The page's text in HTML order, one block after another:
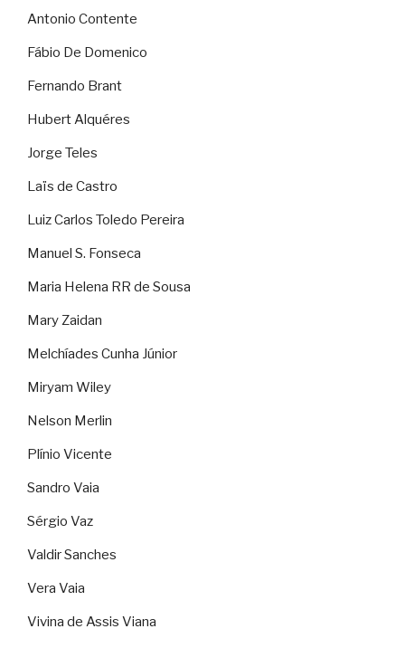
Antonio Contente
Fábio De Domenico
Fernando Brant
Hubert Alquéres
Jorge Teles
Laïs de Castro
Luiz Carlos Toledo Pereira
Manuel S. Fonseca
Maria Helena RR de Sousa
Mary Zaidan
Melchíades Cunha Júnior
Miryam Wiley
Nelson Merlin
Plínio Vicente
Sandro Vaia
Sérgio Vaz
Valdir Sanches
Vera Vaia
Vivina de Assis Viana